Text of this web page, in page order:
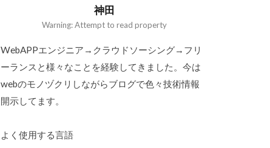
神田
Warning: Attempt to read property
WebAPPエンジニア→クラウドソーシング→フリ
ーランスと様々なことを経験してきました。今は
webのモノヅクリしながらブログで色々技術情報
開示してます。
よく使用する言語